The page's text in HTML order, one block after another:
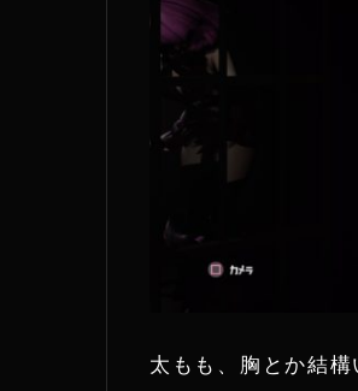
太もも、胸とか結